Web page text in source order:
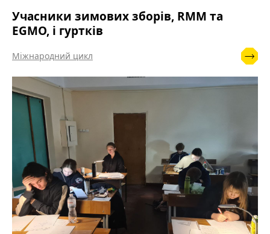
Учасники зимових зборів, RMM та
EGMO, і гуртків
Міжнародний цикл